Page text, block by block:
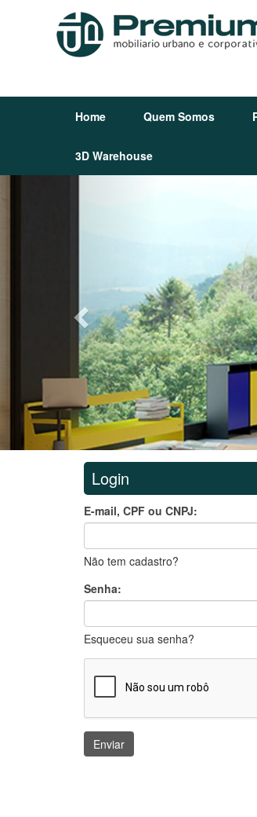
Home Quem Somos
3D Warehouse
Login
E-mail, CPF ou CNPJ:
Não tem cadastro?
Senha:
Esqueceu sua senha?